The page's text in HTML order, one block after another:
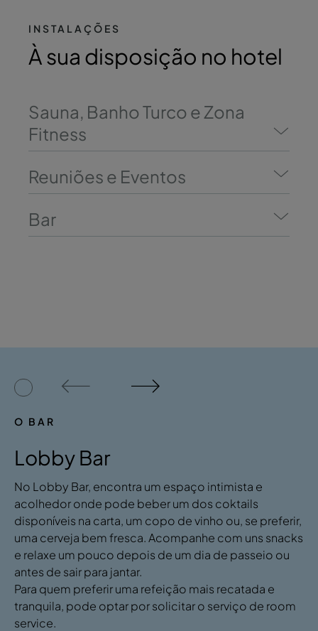
INSTALAÇÕES
À sua disposição no hotel
Sauna, Banho Turco e Zona
Fitness
Reuniões e Eventos
Bar
O BAR
Lobby Bar
No Lobby Bar, encontra um espaço intimista e
acolhedor onde pode beber um dos coktails
disponíveis na carta, um copo de vinho ou, se preferir,
uma cerveja bem fresca. Acompanhe com uns snacks
e relaxe um pouco depois de um dia de passeio ou
antes de sair para jantar.
Para quem preferir uma refeição mais recatada e
tranquila, pode optar por solicitar o serviço de room
service.